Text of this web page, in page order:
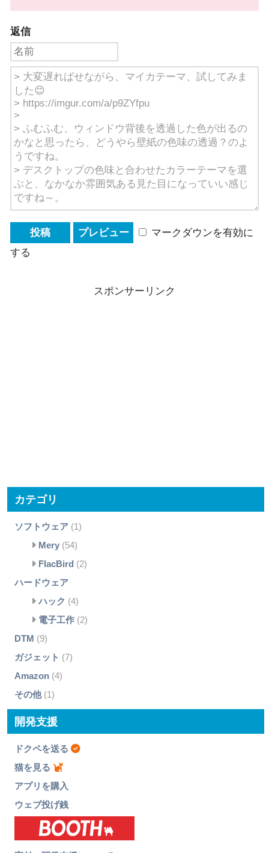
返信
マークダウンを有効に
する
スポンサーリンク
カテゴリ
ソフトウェア(1)
Mery(54)
FlacBird (2)
ハードウェア
ハック (4)
電子工作(2)
DTM (9)
ガジェット (7)
Amazon(4)
その他(1)
開発支援
ドクペを送る
猫を見る
アプリを購入
ウェブ投げ銭